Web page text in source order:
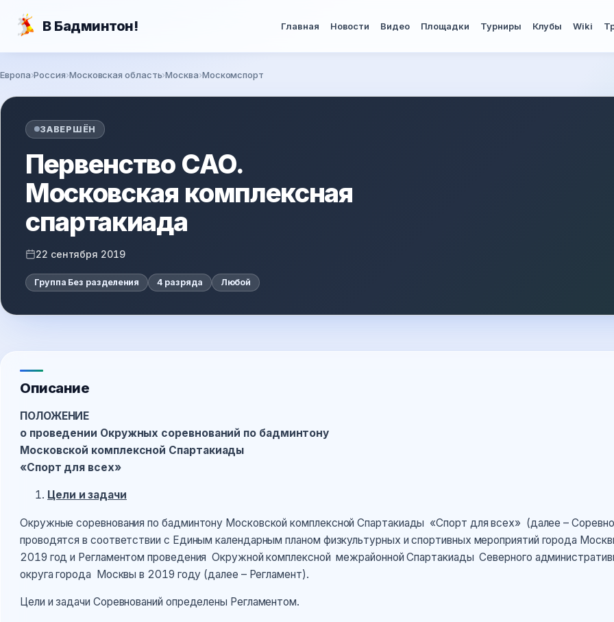
В Бадминтон! Главная Новости Видео Площадки Турниры Клубы Wiki
Вы здесь
Европа Россия Московская область Москва Москомспорт
ЗАВЕРШЁН
Первенство САО.
Московская комплексная
спартакиада
22 сентября 2019
Группа Без разделения 4 разряда Любой
Описание
ПОЛОЖЕНИЕ
о проведении Окружных соревнований по бадминтону
Московской комплексной Спартакиады
«Спорт для всех»
Цели и задачи
Окружные соревнования по бадминтону Московской комплексной Спартакиады «Спорт для всех» (далее –
проводятся в соответствии с Единым календарным планом физкультурных и спортивных мероприятий города
2019 год и Регламентом проведения Окружной комплексной межрайонной Спартакиады Северного
округа города Москвы в 2019 году (далее – Регламент).
Цели и задачи Соревнований определены Регламентом.